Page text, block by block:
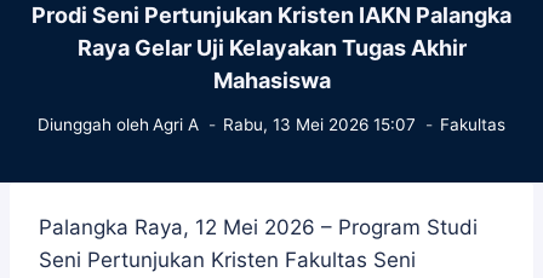
Prodi Seni Pertunjukan Kristen IAKN Palangka
Raya Gelar Uji Kelayakan Tugas Akhir
Mahasiswa
Diunggah oleh Agri A Rabu, 13 Mei 2026 15:07 Fakultas
Palangka Raya, 12 Mei 2026 – Program Studi
Seni Pertunjukan Kristen Fakultas Seni